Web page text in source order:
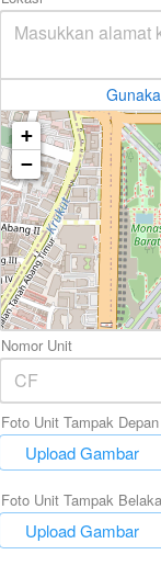
+
−
Nomor Unit
Foto Unit Tampak Depan
`Upload Gambar
Foto Unit Tampak
`Upload Gambar